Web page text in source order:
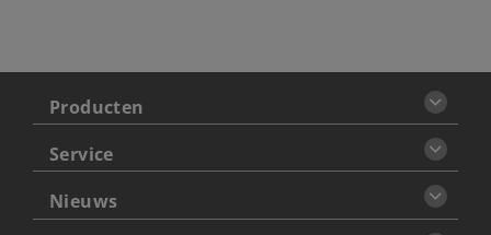
Producten
Service
Nieuws